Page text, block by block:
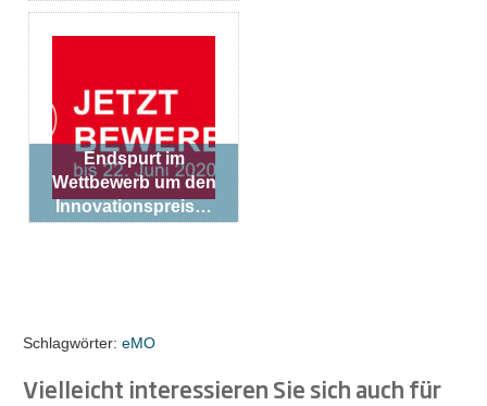
Endspurt im
Wettbewerb um den
Innovationspreis…
Schlagwörter: eMO
Vielleicht interessieren Sie sich auch für